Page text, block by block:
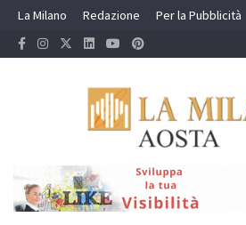
Skip
content
La Milano Redazione Per la Pubblicità